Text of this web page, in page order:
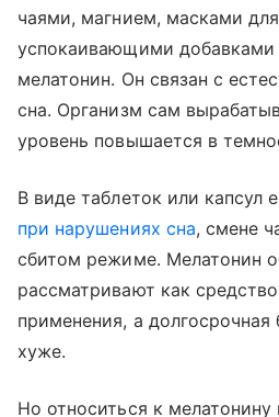
чаями, магнием, масками
успокаивающими добавками
мелатонин. Он связан с
сна. Организм сам
уровень повышается в
В виде таблеток или капсул
при нарушениях сна, смене
сбитом режиме. Мелатонин
рассматривают как
применения, а долгосрочная
хуже.
Но относиться к мелатонину